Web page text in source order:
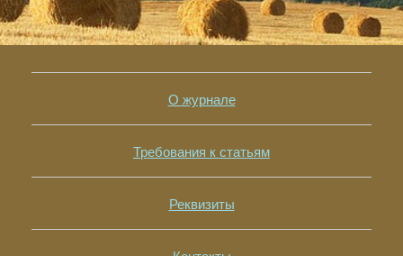
О журнале
Требования к статьям
Реквизиты